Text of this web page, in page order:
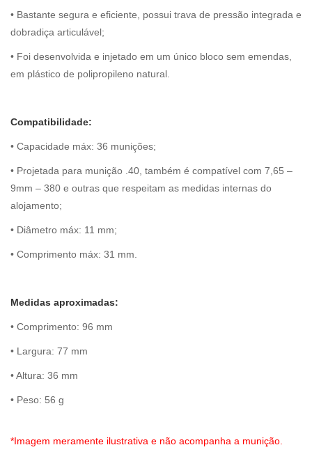
• Bastante segura e eficiente, possui trava de pressão integrada e
dobradiça articulável;
• Foi desenvolvida e injetado em um único bloco sem emendas,
em plástico de polipropileno natural.
Compatibilidade:
• Capacidade máx: 36 munições;
• Projetada para munição .40, também é compatível com 7,65 –
9mm – 380 e outras que respeitam as medidas internas do
alojamento;
• Diâmetro máx: 11 mm;
• Comprimento máx: 31 mm.
Medidas aproximadas:
• Comprimento: 96 mm
• Largura: 77 mm
• Altura: 36 mm
• Peso: 56 g
*Imagem meramente ilustrativa e não acompanha a munição.